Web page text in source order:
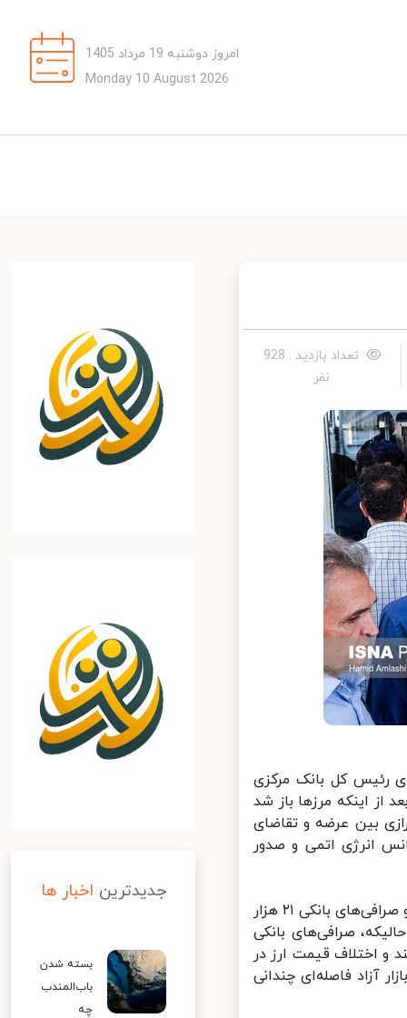
امروز دوشنبه 19 مرداد 1405
Monday 10 August 2026
تعداد بازدید : 928
نفر
رئیس کل بانک مرکزی
اینکه مرزها باز شد
بین عرضه و تقاضای
انرژی اتمی و صدور
این افزایش قیمت دلار به گونه‌ای بوده که نرخ دلار در معاملات روز گذشته و صرافی‌های بانکی ۲۱ هزار
صرافی‌های بانکی
و اختلاف قیمت ارز در
آزاد فاصله‌ای چندانی
جدیدترین اخبار ها
بسته شدن
باب‌المندب
چه